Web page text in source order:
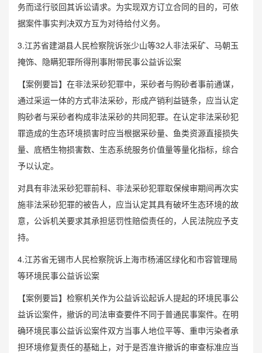
务而迳行驳回其诉讼请求。为实现双方订立合同的目的，可依
据案件事实判决双方互为对待给付义务。
3.江苏省建湖县人民检察院诉张少山等32人非法采矿、马朝玉
掩饰、隐瞒犯罪所得刑事附带民事公益诉讼案
【案例要旨】在非法采砂犯罪中，采砂者与购砂者事前通谋，
通过采运一体的方式非法采砂，形成产销利益链条，应当认定
购砂者与采砂者构成非法采砂的共同犯罪。在认定非法采砂犯
罪造成的生态环境损害时应当根据采砂量、鱼类资源直接损失
量、底栖生物损害数、生态系统服务价值量等量化指标，综合
予以认定。
对具有非法采砂犯罪前科、非法采砂犯罪取保候审期间再次实
施非法采砂犯罪的被告人，应当认定其具有破坏生态环境的故
意，公诉机关要求其承担惩罚性赔偿责任的，人民法院应予支
持。
4.江苏省无锡市人民检察院诉上海市杨浦区绿化和市容管理局
等环境民事公益诉讼案
【案例要旨】检察机关作为公益诉讼起诉人提起的环境民事公
益诉讼案件，撤诉的司法审查要件不同于普通民事案件。在明
确环境民事公益诉讼案件双方当事人地位平等、重申污染者承
担环境修复责任的基础上，对于是否准许撤诉的审查标准应当